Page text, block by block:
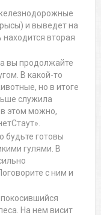
и выведет на
вторая
вы продолжайте
В какой-то
но в итоге
служила
этом можно,
будьте готовы
гулями. В
с ним и
На нем висит